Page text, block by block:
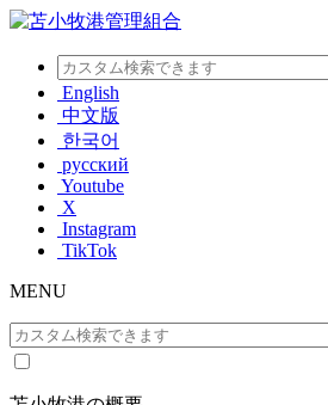
English
中文版
한국어
русский
Youtube
X
Instagram
TikTok
MENU